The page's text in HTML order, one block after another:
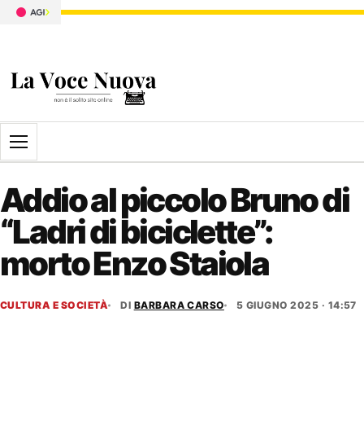
Apri il menu
Addio al piccolo Bruno di
“Ladri di biciclette”:
morto Enzo Staiola
CULTURA E SOCIETÀ DI BARBARA CARSO 5 GIUGNO 2025 · 14:57